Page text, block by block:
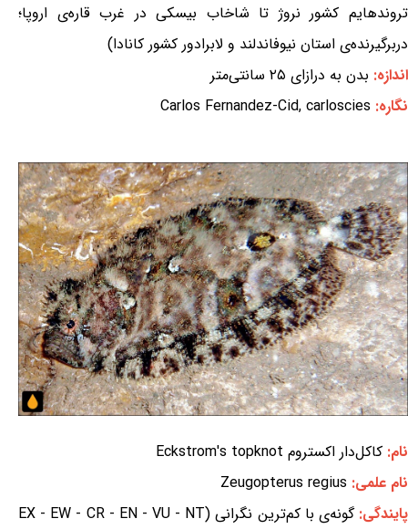
تروندهایم کشور نروژ تا شاخاب بیسکی در غرب قاره‌ی اروپا؛
دربرگیرنده‌ی استان نیوفاندلند و لابرادور کشور کانادا)
اندازه: بدن به درازای ۲۵ سانتی‌متر
نگاره: Carlos Fernandez-Cid, carloscies
نام: کاکل‌دار اکستروم Eckstrom's topknot
نام علمی: Zeugopterus regius
پایندگی:
گونه‌ی با کم‌ترین نگرانی (EX - EW - CR - EN - VU - NT